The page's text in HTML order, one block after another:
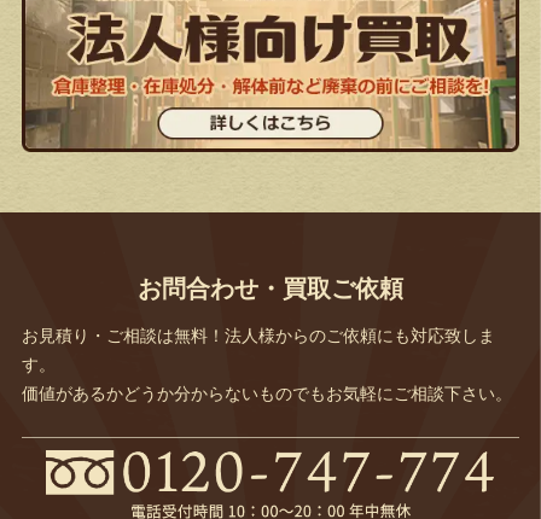
お問合わせ・買取ご依頼
お見積り・ご相談は無料！法人様からのご依頼にも対応致しま
す。
価値があるかどうか分からないものでもお気軽にご相談下さい。